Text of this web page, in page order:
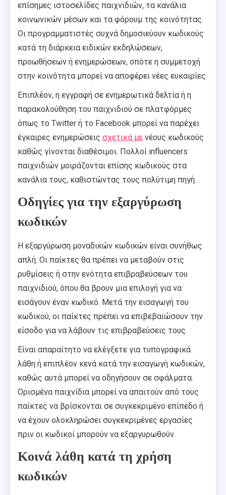
επίσημες ιστοσελίδες παιχνιδιών, τα κανάλια
κοινωνικών μέσων και τα φόρουμ της κοινότητας.
Οι προγραμματιστές συχνά δημοσιεύουν κωδικούς
κατά τη διάρκεια ειδικών εκδηλώσεων,
προωθήσεων ή ενημερώσεων, οπότε η συμμετοχή
στην κοινότητα μπορεί να αποφέρει νέες ευκαιρίες.
Επιπλέον, η εγγραφή σε ενημερωτικά δελτία ή η
παρακολούθηση του παιχνιδιού σε πλατφόρμες
όπως το Twitter ή το Facebook μπορεί να παρέχει
έγκαιρες ενημερώσεις σχετικά με νέους κωδικούς
καθώς γίνονται διαθέσιμοι. Πολλοί influencers
παιχνιδιών μοιράζονται επίσης κωδικούς στα
κανάλια τους, καθιστώντας τους πολύτιμη πηγή.
Οδηγίες για την εξαργύρωση
κωδικών
Η εξαργύρωση μοναδικών κωδικών είναι συνήθως
απλή. Οι παίκτες θα πρέπει να μεταβούν στις
ρυθμίσεις ή στην ενότητα επιβραβεύσεων του
παιχνιδιού, όπου θα βρουν μια επιλογή για να
εισάγουν έναν κωδικό. Μετά την εισαγωγή του
κωδικού, οι παίκτες πρέπει να επιβεβαιώσουν την
είσοδο για να λάβουν τις επιβραβεύσεις τους.
Είναι απαραίτητο να ελέγξετε για τυπογραφικά
λάθη ή επιπλέον κενά κατά την εισαγωγή κωδικών,
καθώς αυτά μπορεί να οδηγήσουν σε σφάλματα.
Ορισμένα παιχνίδια μπορεί να απαιτούν από τους
παίκτες να βρίσκονται σε συγκεκριμένο επίπεδο ή
να έχουν ολοκληρώσει συγκεκριμένες εργασίες
πριν οι κωδικοί μπορούν να εξαργυρωθούν.
Κοινά λάθη κατά τη χρήση
κωδικών